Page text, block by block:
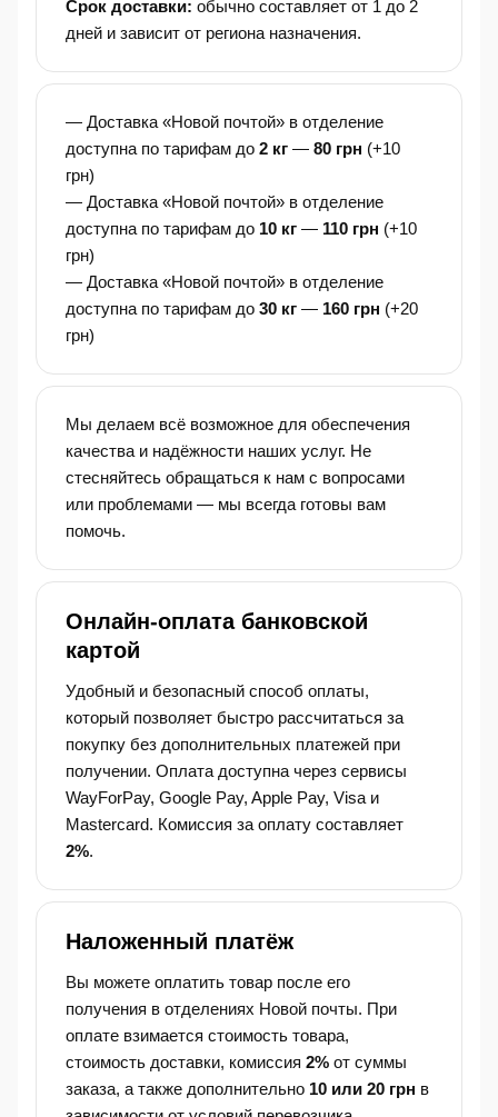
Срок доставки: обычно составляет от 1 до 2
дней и зависит от региона назначения.
— Доставка «Новой почтой» в отделение
доступна по тарифам до 2 кг — 80 грн (+10
грн)
— Доставка «Новой почтой» в отделение
доступна по тарифам до 10 кг — 110 грн (+10
грн)
— Доставка «Новой почтой» в отделение
доступна по тарифам до 30 кг — 160 грн (+20
грн)
Мы делаем всё возможное для обеспечения
качества и надёжности наших услуг. Не
стесняйтесь обращаться к нам с вопросами
или проблемами — мы всегда готовы вам
помочь.
Онлайн-оплата банковской
картой
Удобный и безопасный способ оплаты,
который позволяет быстро рассчитаться за
покупку без дополнительных платежей при
получении. Оплата доступна через сервисы
WayForPay, Google Pay, Apple Pay, Visa и
Mastercard. Комиссия за оплату составляет
2%.
Наложенный платёж
Вы можете оплатить товар после его
получения в отделениях Новой почты. При
оплате взимается стоимость товара,
стоимость доставки, комиссия 2% от суммы
заказа, а также дополнительно 10 или 20 грн в